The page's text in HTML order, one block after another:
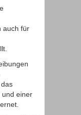
auch für
und einer